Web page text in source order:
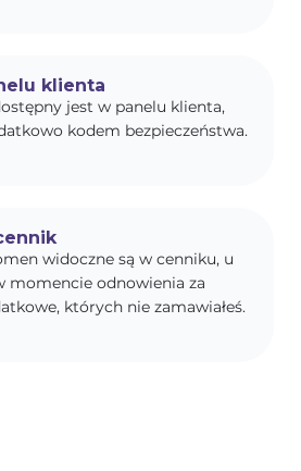
klienta
jest w panelu klienta,
kodem bezpieczeństwa.
widoczne są w cenniku, u
momencie odnowienia za
których nie zamawiałeś.